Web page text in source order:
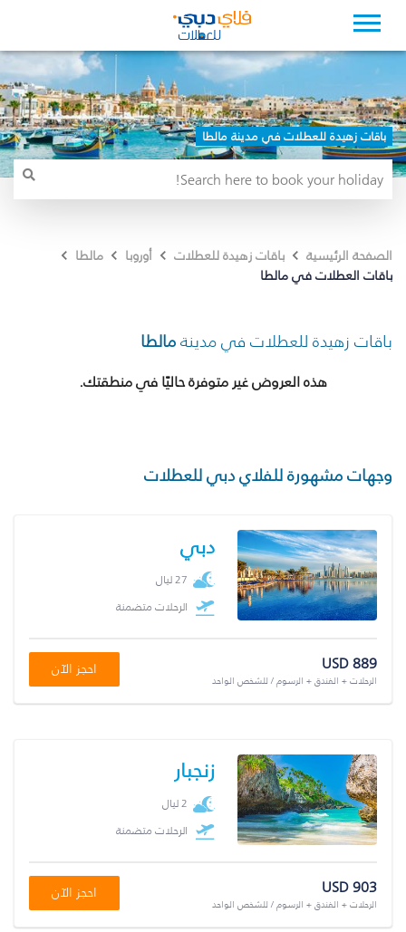
باقات زهيدة للعطلات في مدينة مالطا
الصفحة الرئيسية باقات زهيدة للعطلات أوروبا
مالطا
باقات العطلات في مالطا
باقات زهيدة للعطلات في مدينةمالطا
هذه العروض غير متوفرة حاليًا في منطقتك.
وجهات مشهورة للفلاي دبي للعطلات
دبي
27 ليال
الرحلات متضمنة
USD 889
الرحلات + الفندق + الرسوم / للشخص الواحد
احجز الآن
زنجبار
2 ليال
الرحلات متضمنة
USD 903
الرحلات + الفندق + الرسوم / للشخص الواحد
احجز الآن